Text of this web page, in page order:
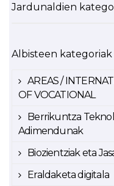
Jardunaldien
Albisteen kategoriak
AREAS /
OF VOCATIONAL
Berrikuntza
Adimendunak
Biozientziak eta
Eraldaketa digitala